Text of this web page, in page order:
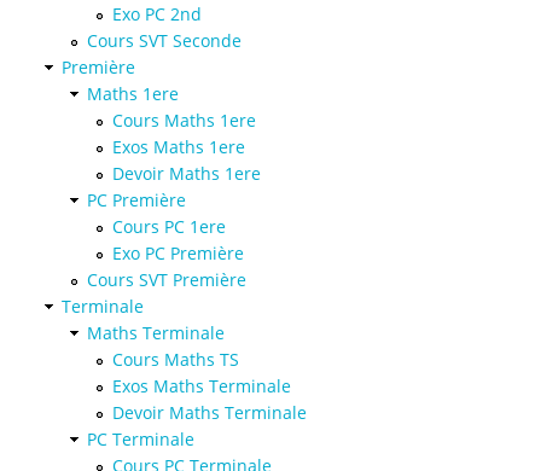
Exo PC 2nd
Cours SVT Seconde
Première
Maths 1ere
Cours Maths 1ere
Exos Maths 1ere
Devoir Maths 1ere
PC Première
Cours PC 1ere
Exo PC Première
Cours SVT Première
Terminale
Maths Terminale
Cours Maths TS
Exos Maths Terminale
Devoir Maths Terminale
PC Terminale
Cours PC Terminale